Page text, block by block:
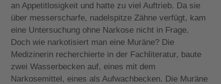
an Appetitlosigkeit und hatte zu viel Auftrieb. Da sie
über messerscharfe, nadelspitze Zähne verfügt, kam
eine Untersuchung ohne Narkose nicht in Frage.
Doch wie narkotisiert man eine Muräne? Die
Medizinerin recherchierte in der Fachliteratur, baute
zwei Wasserbecken auf, eines mit dem
Narkosemittel, eines als Aufwachbecken. Die Muräne